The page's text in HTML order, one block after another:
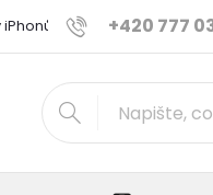
+420 777
Ověřené iPhony